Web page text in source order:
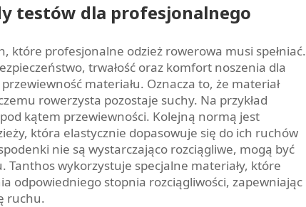
testów dla profesjonalnego
które profesjonalne odzież rowerowa musi spełniać.
trwałość oraz komfort noszenia dla
materiału. Oznacza to, że materiał
rowerzysta pozostaje suchy. Na przykład
kątem przewiewności. Kolejną normą jest
która elastycznie dopasowuje się do ich ruchów
nie są wystarczająco rozciągliwe, mogą być
wykorzystuje specjalne materiały, które
odpowiedniego stopnia rozciągliwości, zapewniając
ruchu.